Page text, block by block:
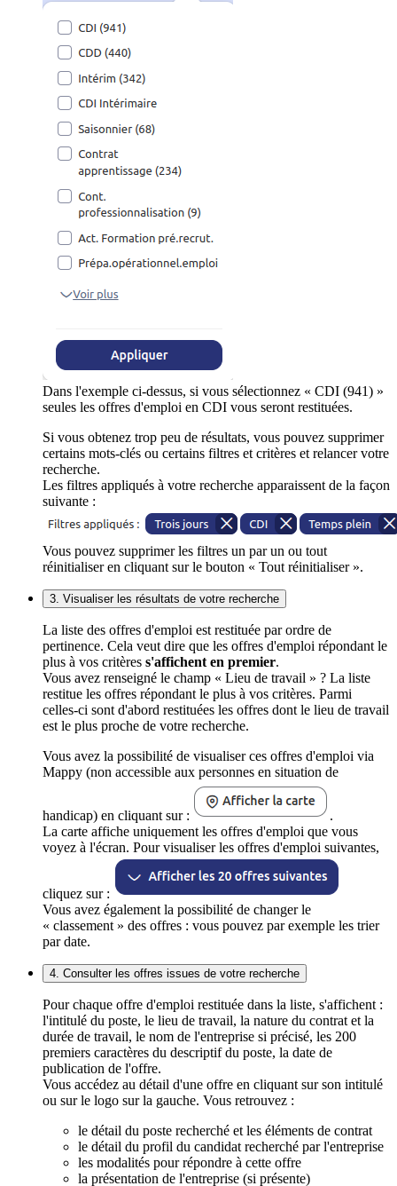
Dans l'exemple ci-dessus, si vous sélectionnez « CDI (941) »
seules les offres d'emploi en CDI vous seront restituées.
Si vous obtenez trop peu de résultats, vous pouvez supprimer
certains mots-clés ou certains filtres et critères et relancer votre
recherche.
Les filtres appliqués à votre recherche apparaissent de la façon
suivante :
Vous pouvez supprimer les filtres un par un ou tout
réinitialiser en cliquant sur le bouton « Tout réinitialiser ».
3. Visualiser les résultats de votre recherche
La liste des offres d'emploi est restituée par ordre de
pertinence. Cela veut dire que les offres d'emploi répondant le
plus à vos critères s'affichent en premier.
Vous avez renseigné le champ « Lieu de travail » ? La liste
restitue les offres répondant le plus à vos critères. Parmi
celles-ci sont d'abord restituées les offres dont le lieu de travail
est le plus proche de votre recherche.
Vous avez la possibilité de visualiser ces offres d'emploi via
Mappy (non accessible aux personnes en situation de
handicap) en cliquant sur :
.
La carte affiche uniquement les offres d'emploi que vous
voyez à l'écran. Pour visualiser les offres d'emploi suivantes,
cliquez sur :
Vous avez également la possibilité de changer le
« classement » des offres : vous pouvez par exemple les trier
par date.
4. Consulter les offres issues de votre recherche
Pour chaque offre d'emploi restituée dans la liste, s'affichent :
l'intitulé du poste, le lieu de travail, la nature du contrat et la
durée de travail, le nom de l'entreprise si précisé, les 200
premiers caractères du descriptif du poste, la date de
publication de l'offre.
Vous accédez au détail d'une offre en cliquant sur son intitulé
ou sur le logo sur la gauche. Vous retrouvez :
le détail du poste recherché et les éléments de contrat
le détail du profil du candidat recherché par l'entreprise
les modalités pour répondre à cette offre
la présentation de l'entreprise (si présente)